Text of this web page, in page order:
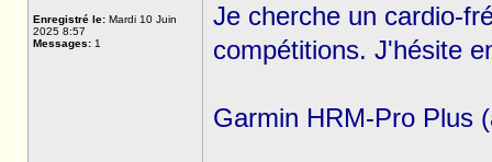
Enregistré le: Mardi 10 Juin
2025 8:57
Messages: 1
Je cherche un cardio-
compétitions. J'hésite
Garmin HRM-Pro Plus